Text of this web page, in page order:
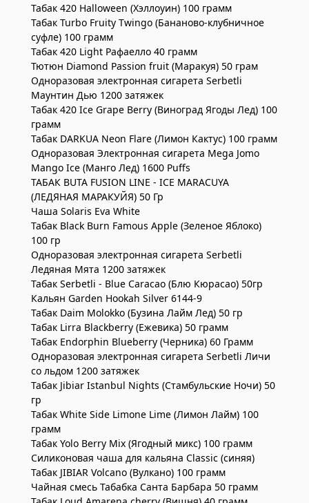
Табак 420 Halloween (Хэллоуин) 100 грамм
Табак Turbo Fruity Twingo (Бананово-клубничное
суфле) 100 грамм
Табак 420 Light Рафаелло 40 грамм
Тютюн Diamond Passion fruit (Маракуя) 50 грам
Одноразовая электронная сигарета Serbetli
Маунтин Дью 1200 затяжек
Табак 420 Ice Grape Berry (Виноград Ягоды Лед) 100
грамм
Табак DARKUA Neon Flare (Лимон Кактус) 100 грамм
Одноразовая Электронная сигарета Mega Jomo
Mango Ice (Манго Лед) 1600 Puffs
ТАБАК BUTA FUSION LINE - ICE MARACUYA
(ЛЕДЯНАЯ МАРАКУЙЯ) 50 Гр
Чаша Solaris Eva White
Табак Black Burn Famous Apple (Зеленое Яблоко)
100 гр
Одноразовая электронная сигарета Serbetli
Ледяная Мята 1200 затяжек
Табак Serbetli - Blue Caracao (Блю Кюрасао) 50гр
Кальян Garden Hookah Silver 6144-9
Табак Daim Molokko (Бузина Лайм Лед) 50 гр
Табак Lirra Blackberry (Ежевика) 50 грамм
Табак Endorphin Blueberry (Черника) 60 Грамм
Одноразовая электронная сигарета Serbetli Личи
со льдом 1200 затяжек
Табак Jibiar Istanbul Nights (Стамбульские Ночи) 50
гр
Табак White Side Limone Lime (Лимон Лайм) 100
грамм
Табак Yolo Berry Mix (Ягодный микс) 100 грамм
Силиконовая чаша для кальяна Classic (синяя)
Табак JIBIAR Volcano (Вулкано) 100 грамм
Чайная смесь Табабка Санта Барбара 50 грамм